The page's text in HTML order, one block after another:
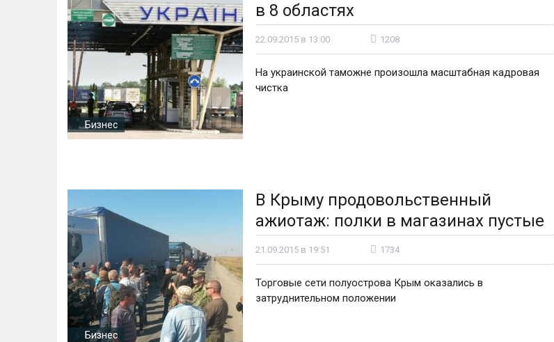
Бизнес
в 8 областях
22.09.2015 в 13:00 1208
На украинской таможне произошла масштабная кадровая
чистка
Бизнес
В Крыму продовольственный
ажиотаж: полки в магазинах пустые
21.09.2015 в 19:51 1734
Торговые сети полуострова Крым оказались в
затруднительном положении